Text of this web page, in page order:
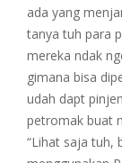
ada yang
tanya tuh para
mereka ndak
gimana bisa
udah dapt
petromak buat
“Lihat saja tuh,